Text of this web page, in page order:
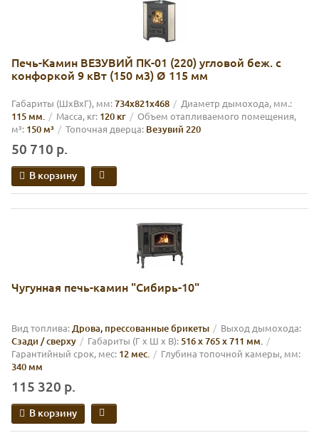
Печь-Камин ВЕЗУВИЙ ПК-01 (220) угловой беж. с
конфоркой 9 кВт (150 м3) Ø 115 мм
Габариты (ШхВхГ), мм:734х821х468 Диаметр дымохода, мм.:
115 мм. Масса, кг: 120 кг
Объем отапливаемого помещения,
м³: 150 м³ Топочная дверца: Везувий 220
50 710 р.
В корзину
Чугунная печь-камин "Сибирь-10"
Вид топлива:Дрова, прессованные брикеты Выход дымохода:
Сзади / сверху Габариты (Г х Ш х В):516 х 765 х 711 мм.
Гарантийный срок, мес: 12 мес. Глубина топочной камеры, мм:
340 мм
115 320 р.
В корзину